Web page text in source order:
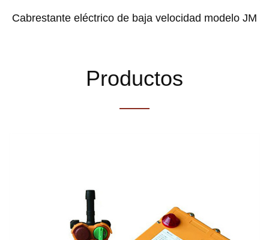
Cabrestante eléctrico de baja velocidad modelo JM
Productos